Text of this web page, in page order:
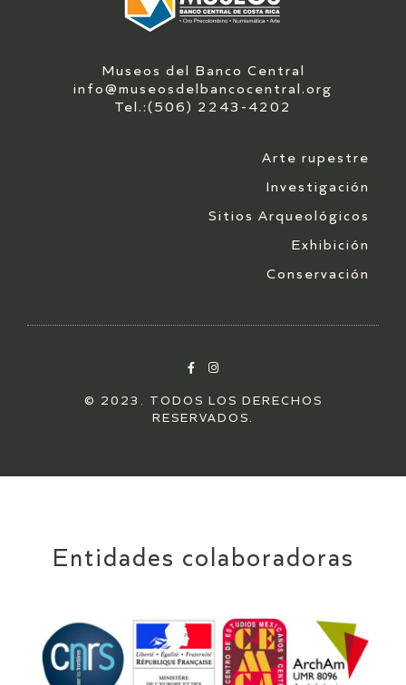
Museos del Banco Central
info@museosdelbancocentral.org
Tel.:(506) 2243-4202
Arte rupestre
Investigación
Sitios Arqueológicos
Exhibición
Conservación
© 2023. TODOS LOS DERECHOS
RESERVADOS.
Entidades colaboradoras